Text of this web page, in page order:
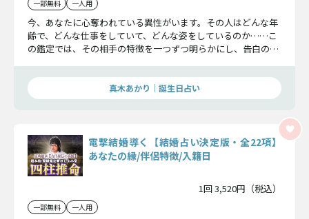
一部無料 一人用
今、あなたに心奪われている異性がいます。その人はどんな年
齢で、どんな仕事をしていて、どんな姿をしているのか……こ
の鑑定では、その相手の特徴を一つずつ明らかにし、告白のタ
真木あかり｜誕生日占い
電撃結婚導く【結婚占い決定版・全22項】
あなたの縁/伴侶特徴/入籍日
1回 3,520円（税込）
一部無料 一人用